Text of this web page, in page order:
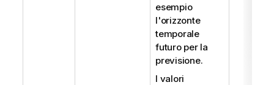
esempio
l'orizzonte
temporale
futuro per la
previsione.
I valori